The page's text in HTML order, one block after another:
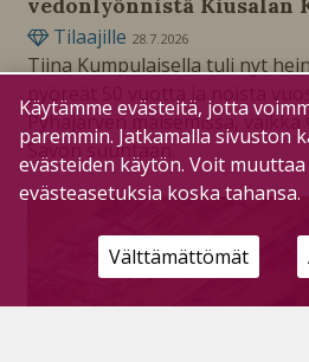
vedonlyönnistä Kiusalan
Tilaajille 28.7.2026
Tiina Kumpulaisella tuli nyt
Pyhäjärven maisemissa, vaikka
Savon suuntaan.
Käytämme evästeitä, jotta
paremmin. Jatkamalla sivuston
evästeiden käytön. Voit muuttaa
evästeasetuksia koska tahansa.
Välttämättömät